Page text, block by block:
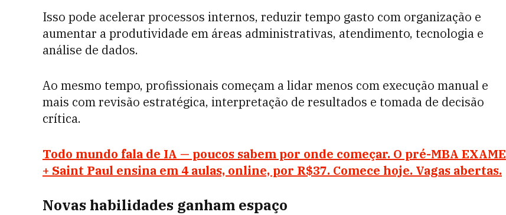
Isso pode acelerar processos internos, reduzir tempo gasto com organização e
aumentar a produtividade em áreas administrativas, atendimento, tecnologia e
análise de dados.
Ao mesmo tempo, profissionais começam a lidar menos com execução manual e
mais com revisão estratégica, interpretação de resultados e tomada de decisão
crítica.
Todo mundo fala de IA — poucos sabem por onde começar. O pré-MBA EXAME
+ Saint Paul ensina em 4 aulas, online, por R$37. Comece hoje. Vagas abertas.
Novas habilidades ganham espaço